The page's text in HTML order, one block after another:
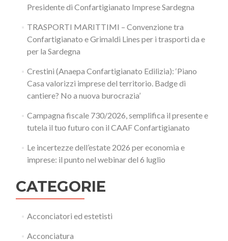
Presidente di Confartigianato Imprese Sardegna
TRASPORTI MARITTIMI – Convenzione tra
Confartigianato e Grimaldi Lines per i trasporti da e
per la Sardegna
Crestini (Anaepa Confartigianato Edilizia): ‘Piano
Casa valorizzi imprese del territorio. Badge di
cantiere? No a nuova burocrazia’
Campagna fiscale 730/2026, semplifica il presente e
tutela il tuo futuro con il CAAF Confartigianato
Le incertezze dell’estate 2026 per economia e
imprese: il punto nel webinar del 6 luglio
CATEGORIE
Acconciatori ed estetisti
Acconciatura